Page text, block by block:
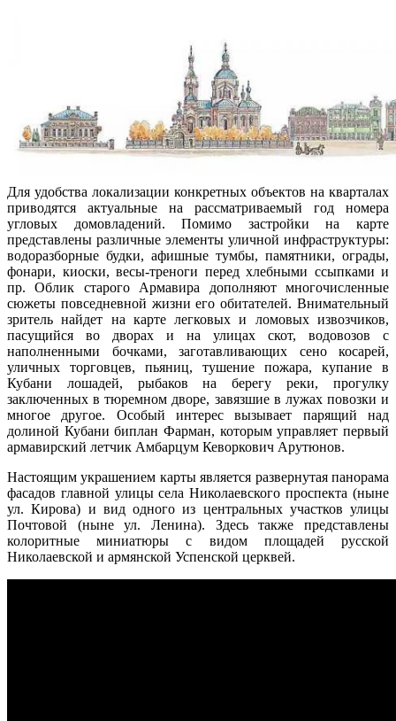
Для удобства локализации конкретных объектов на кварталах
приводятся актуальные на рассматриваемый год номера
угловых домовладений. Помимо застройки на карте
представлены различные элементы уличной инфраструктуры:
водоразборные будки, афишные тумбы, памятники, ограды,
фонари, киоски, весы-треноги перед хлебными ссыпками и
пр. Облик старого Армавира дополняют многочисленные
сюжеты повседневной жизни его обитателей. Внимательный
зритель найдет на карте легковых и ломовых извозчиков,
пасущийся во дворах и на улицах скот, водовозов с
наполненными бочками, заготавливающих сено косарей,
уличных торговцев, пьяниц, тушение пожара, купание в
Кубани лошадей, рыбаков на берегу реки, прогулку
заключенных в тюремном дворе, завязшие в лужах повозки и
многое другое. Особый интерес вызывает парящий над
долиной Кубани биплан Фарман, которым управляет первый
армавирский летчик Амбарцум Кеворкович Арутюнов.
Настоящим украшением карты является развернутая панорама
фасадов главной улицы села Николаевского проспекта (ныне
ул. Кирова) и вид одного из центральных участков улицы
Почтовой (ныне ул. Ленина). Здесь также представлены
колоритные миниатюры с видом площадей русской
Николаевской и армянской Успенской церквей.